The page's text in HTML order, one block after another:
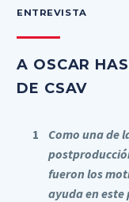
ENTREVISTA
A OSCAR
DE CSAV
Como una de
fueron los
ayuda en este